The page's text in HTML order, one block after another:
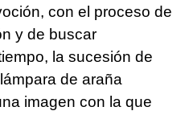
con el proceso de
y de buscar
la sucesión de
de araña
imagen con la que